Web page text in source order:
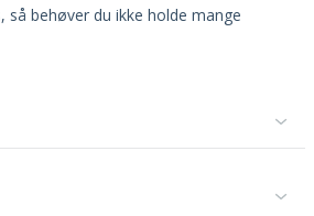
så behøver du ikke holde mange